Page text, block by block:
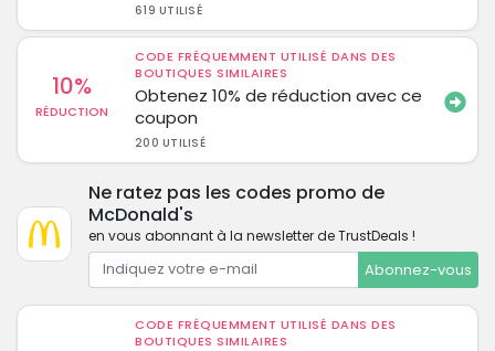
619 UTILISÉ
10%
RÉDUCTION
CODE FRÉQUEMMENT UTILISÉ DANS DES
BOUTIQUES SIMILAIRES
Obtenez 10% de réduction avec ce
coupon
200 UTILISÉ
Ne ratez pas les codes promo de
McDonald's
en vous abonnant à la newsletter de TrustDeals !
Abonnez-vous
CODE FRÉQUEMMENT UTILISÉ DANS DES
BOUTIQUES SIMILAIRES